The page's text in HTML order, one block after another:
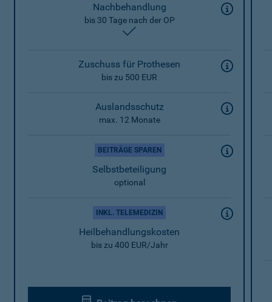
Nachbehandlung
bis 30 Tage nach der OP
Zuschuss für Prothesen
bis zu 500 EUR
Auslandsschutz
max. 12 Monate
BEITRÄGE SPAREN
Selbstbeteiligung
optional
INKL. TELEMEDIZIN
Heilbehandlungskosten
bis zu 400 EUR/Jahr